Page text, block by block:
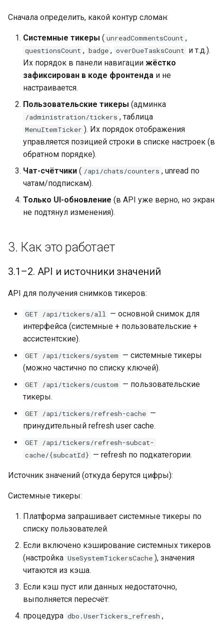
Lua в смарт-скриптах
Python в смарт-скриптах
NLP API в скриптах
Паттерны и примеры
FAQ — CalDAV
Exchange — диагностика
Календарь — решение
проблем
Ресурсы — настройка
Ресурсы и планировщик
Сначала определить, какой контур сломан:
Системные тикеры ( unreadCommentsCount ,
questionsCount , badge , overDueTasksCount и т.д.).
Их порядок в панели навигации жёстко
зафиксирован в коде фронтенда и не
настраивается.
Пользовательские тикеры (админка
/administration/tickers , таблица
MenuItemTicker ). Их порядок отображения
управляется позицией строки в списке настроек (в
обратном порядке).
Чат-счётчики ( /api/chats/counters , unread по
чатам/подпискам).
Только UI-обновление (в API уже верно, но экран
не подтянул изменения).
3. Как это работает
3.1–2. API и источники значений
API для получения снимков тикеров:
GET /api/tickers/all — основной снимок для
интерфейса (системные + пользовательские +
ассистентские).
GET /api/tickers/system — системные тикеры
(можно частично по списку ключей).
GET /api/tickers/custom — пользовательские
тикеры.
GET /api/tickers/refresh-cache —
принудительный refresh user cache.
GET /api/tickers/refresh-subcat-
cache/{subcatId} — refresh по подкатегории.
Источник значений (откуда берутся цифры):
Системные тикеры:
Платформа запрашивает системные тикеры по
списку пользователей.
Если включено кэширование системных тикеров
(настройка UseSystemTickersCache ), значения
читаются из кэша.
Если кэш пуст или данных недостаточно,
выполняется пересчёт:
процедура dbo.UserTickers_refresh ,